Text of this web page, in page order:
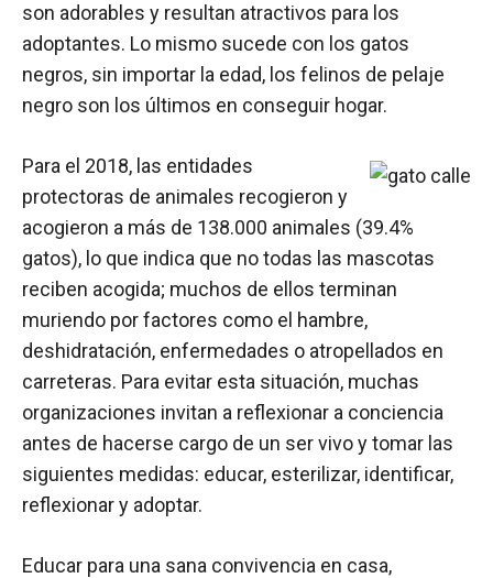
son adorables y resultan atractivos para los
adoptantes. Lo mismo sucede con los gatos
negros, sin importar la edad, los felinos de pelaje
negro son los últimos en conseguir hogar.
Para el 2018, las entidades
protectoras de animales recogieron y
acogieron a más de 138.000 animales (39.4%
gatos), lo que indica que no todas las mascotas
reciben acogida; muchos de ellos terminan
muriendo por factores como el hambre,
deshidratación, enfermedades o atropellados en
carreteras. Para evitar esta situación, muchas
organizaciones invitan a reflexionar a conciencia
antes de hacerse cargo de un ser vivo y tomar las
siguientes medidas: educar, esterilizar, identificar,
reflexionar y adoptar.
Educar para una sana convivencia en casa,